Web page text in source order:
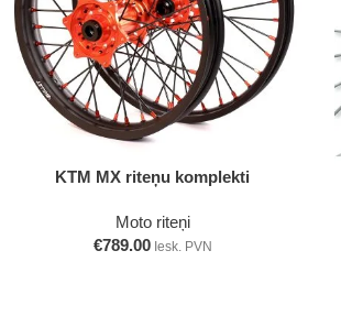
IzvēlietiesKTM MX riteņu komplekti
Moto riteņi
€789.00Iesk. PVN